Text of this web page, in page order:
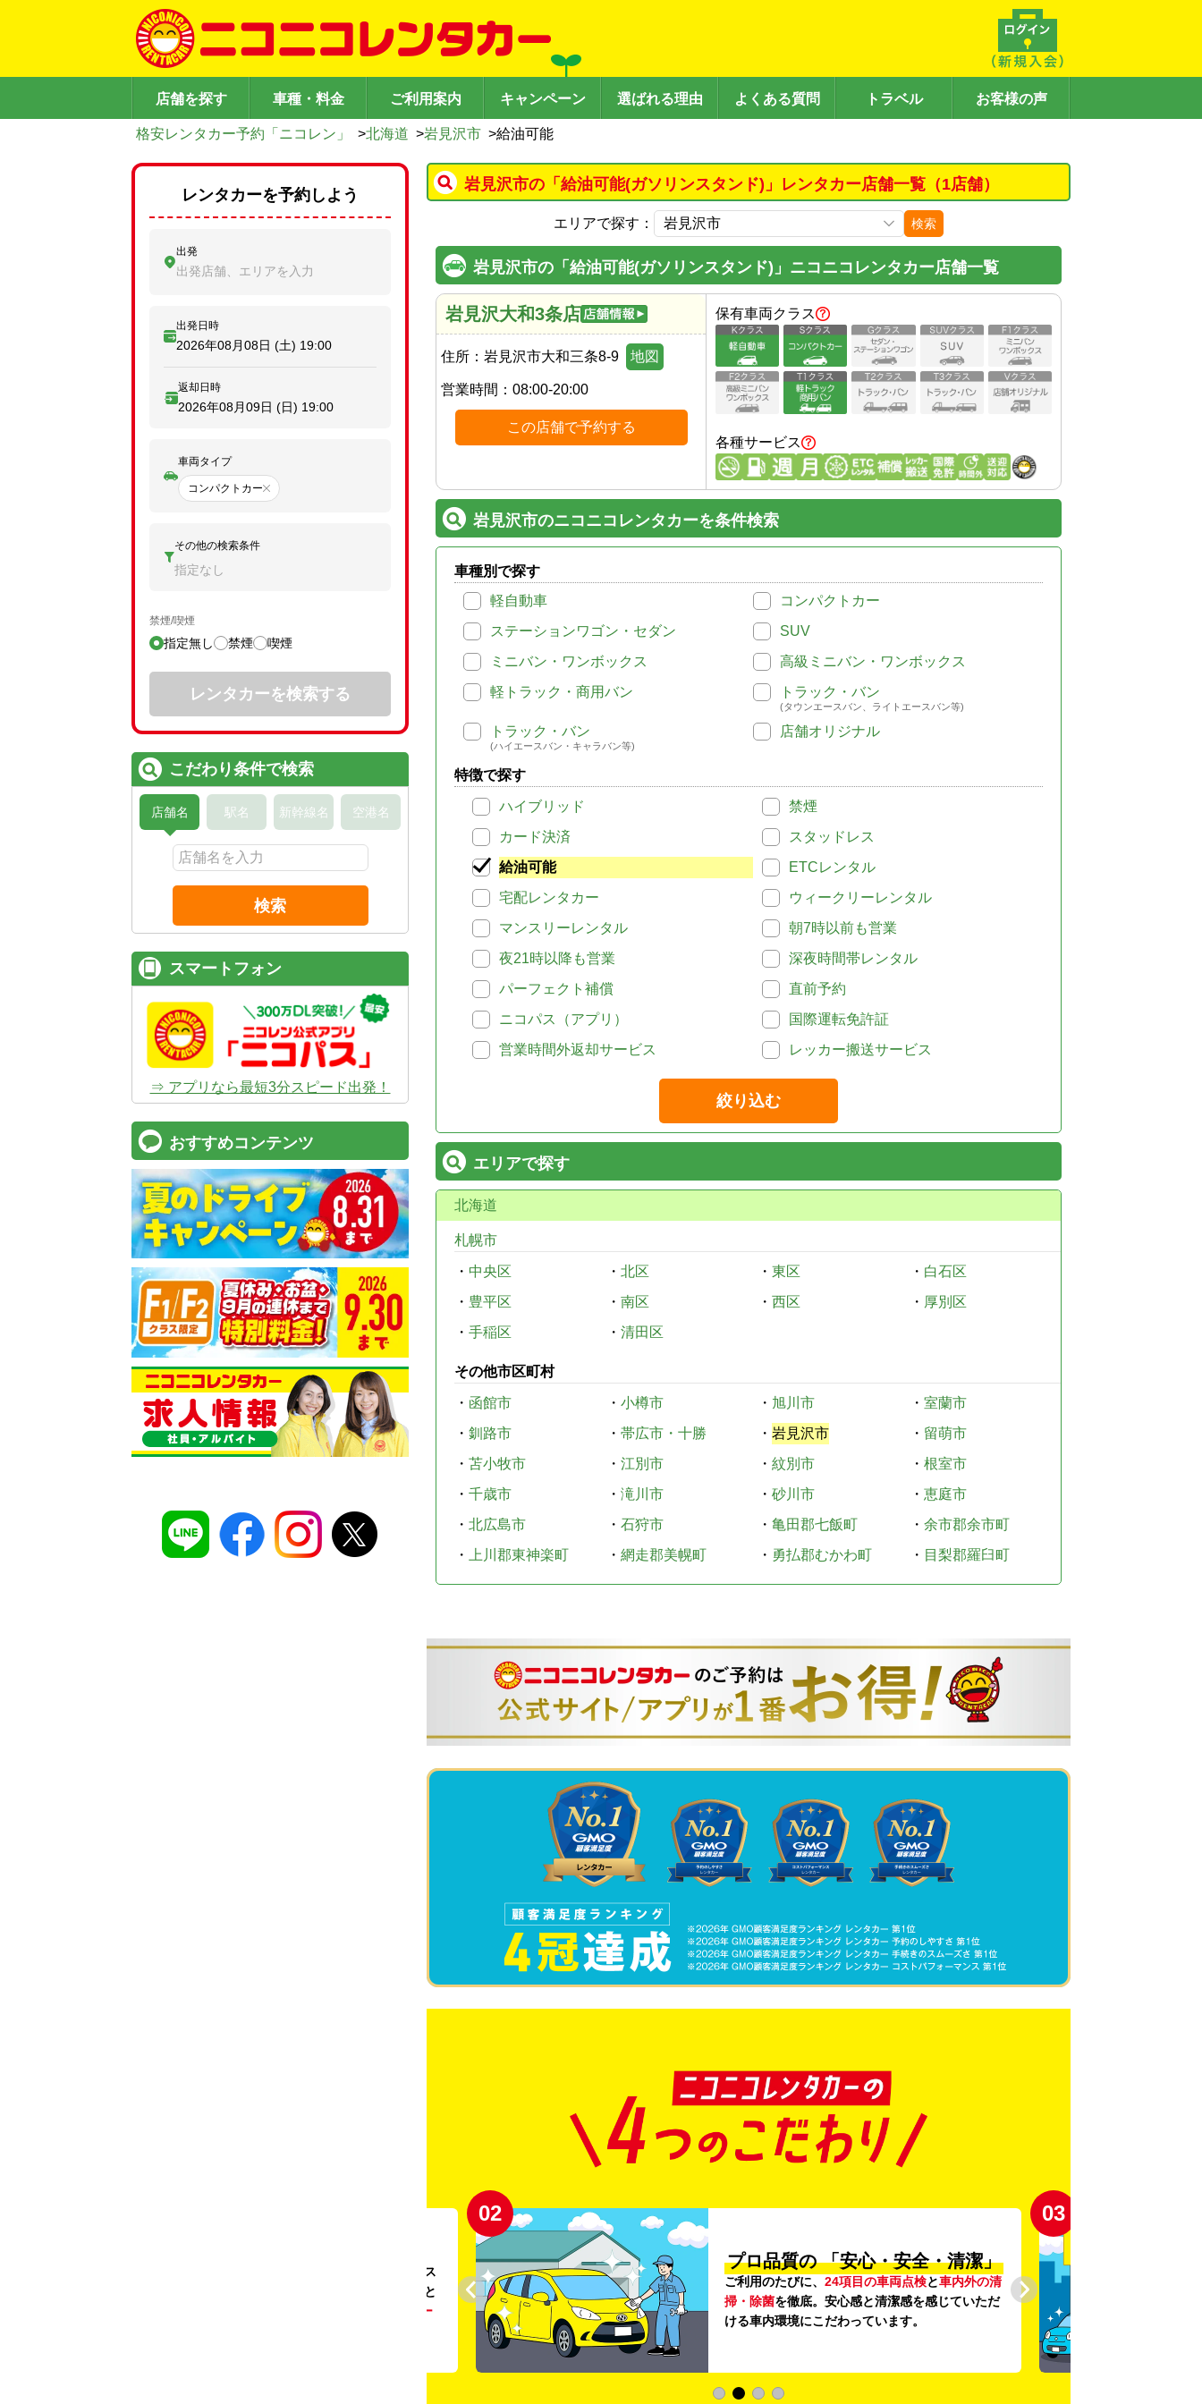
店舗を探す 車種・料金 ご利用案内 キャンペーン 選ばれる理由 よくある質問 トラベル お客様の声
格安レンタカー予約「ニコレン」 >北海道 >岩見沢市 >給油可能
岩見沢市の「給油可能(ガソリンスタンド)」レンタカー店舗一覧（1店舗）
エリアで探す： 検索
岩見沢市の「給油可能(ガソリンスタンド)」ニコニコレンタカー店舗一覧
岩見沢大和3条店
住所： 岩見沢市大和三条8-9 地図
営業時間： 08:00-20:00
この店舗で予約する
保有車両クラス
各種サービス
岩見沢市のニコニコレンタカーを条件検索
車種別で探す
軽自動車
コンパクトカー
ステーションワゴン・セダン
SUV
ミニバン・ワンボックス
高級ミニバン・ワンボックス
軽トラック・商用バン
トラック・バン
(タウンエースバン、ライトエースバン等)
トラック・バン
(ハイエースバン・キャラバン等)
店舗オリジナル
特徴で探す
ハイブリッド
禁煙
カード決済
スタッドレス
給油可能
ETCレンタル
宅配レンタカー
ウィークリーレンタル
マンスリーレンタル
朝7時以前も営業
夜21時以降も営業
深夜時間帯レンタル
パーフェクト補償
直前予約
ニコパス（アプリ）
国際運転免許証
営業時間外返却サービス
レッカー搬送サービス
絞り込む
エリアで探す
北海道
札幌市
・ 中央区 ・ 北区 ・ 東区 ・ 白石区
・ 豊平区 ・ 南区 ・ 西区 ・ 厚別区
・ 手稲区 ・ 清田区
その他市区町村
・ 函館市 ・ 小樽市 ・ 旭川市 ・ 室蘭市
・ 釧路市 ・ 帯広市・十勝 ・ 岩見沢市 ・ 留萌市
・ 苫小牧市 ・ 江別市 ・ 紋別市 ・ 根室市
・ 千歳市 ・ 滝川市 ・ 砂川市 ・ 恵庭市
・ 北広島市 ・ 石狩市 ・ 亀田郡七飯町 ・ 余市郡余市町
・
上川郡東神楽町 ・ 網走郡美幌町 ・ 勇払郡むかわ町 ・ 目梨郡羅臼町
。ガソリンス
タンドや整備工場の既存インフラを活用すること
リー
02
プロ品質の 「安心・安全・清潔」
ご利用のたびに、 24項目の車両点検と車内外の清
掃・除菌を徹底。安心感と清潔感を感じていただ
ける車内環境にこだわっています。
03
レンタカーを予約しよう
出発
出発店舗、エリアを入力
出発日時
2026年08月08日 (土) 19:00
返却日時
2026年08月09日 (日) 19:00
車両タイプ
コンパクトカー
その他の検索条件
指定なし
禁煙/喫煙
指定無し 禁煙 喫煙
レンタカーを検索する
こだわり条件で検索
店舗名 駅名 新幹線名 空港名
検索
スマートフォン
⇒ アプリなら最短3分スピード出発！
おすすめコンテンツ